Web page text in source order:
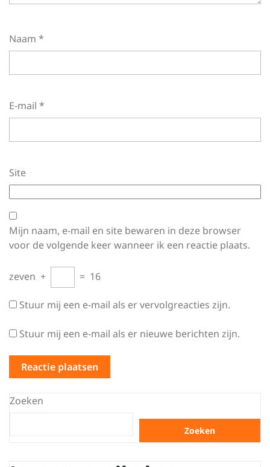
Naam *
E-mail *
Site
Mijn naam, e-mail en site bewaren in deze browser
voor de volgende keer wanneer ik een reactie plaats.
zeven + = 16
Stuur mij een e-mail als er vervolgreacties zijn.
Stuur mij een e-mail als er nieuwe berichten zijn.
Zoeken
Zoeken